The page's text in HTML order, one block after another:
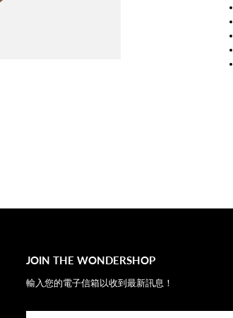
JOIN THE WONDERSHOP
輸入您的電子信箱以收到最新訊息！